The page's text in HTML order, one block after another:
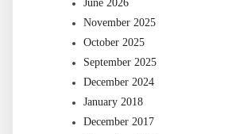
June 2026
November 2025
October 2025
September 2025
December 2024
January 2018
December 2017